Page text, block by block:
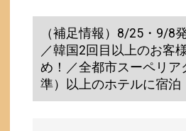
（補足情報）8/25・9/8
／韓国2回目以上のお客
め！／全都市スーペリア
準）以上のホテルに宿泊